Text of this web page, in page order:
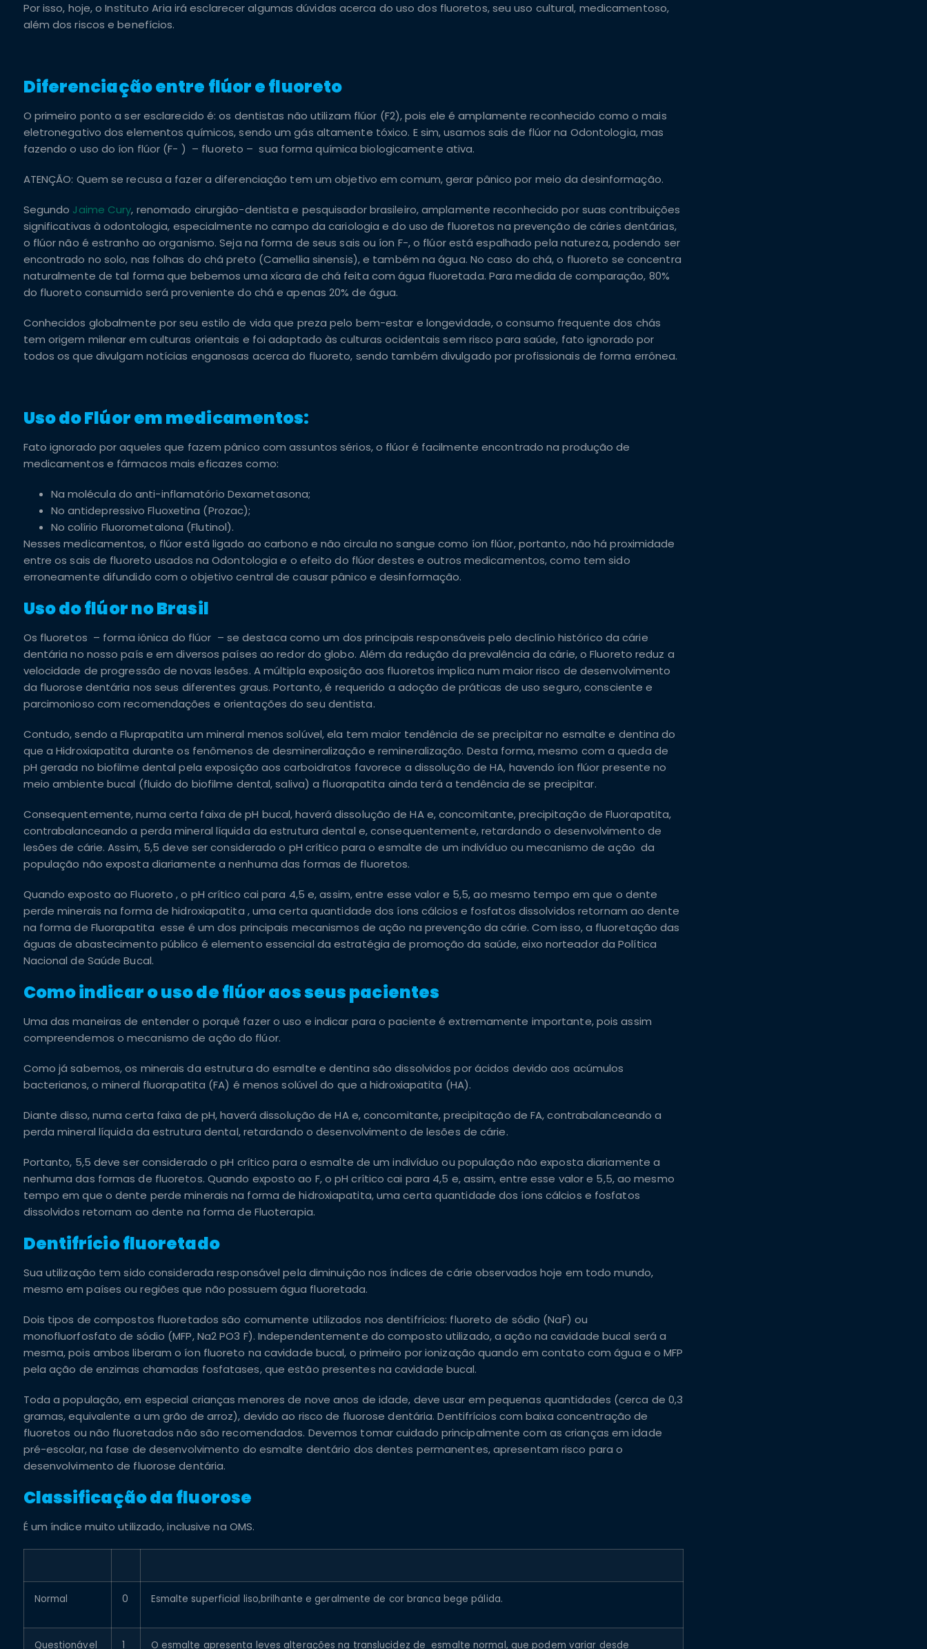
Por isso, hoje, o Instituto Aria irá esclarecer algumas dúvidas acerca do uso dos fluoretos, seu uso cultural, medicamentoso,
além dos riscos e benefícios.
Diferenciação entre flúor e fluoreto
O primeiro ponto a ser esclarecido é: os dentistas não utilizam flúor (F2), pois ele é amplamente reconhecido como o mais
eletronegativo dos elementos químicos, sendo um gás altamente tóxico. E sim, usamos sais de flúor na Odontologia, mas
fazendo o uso do íon flúor (F- ) – fluoreto – sua forma química biologicamente ativa.
ATENÇÃO: Quem se recusa a fazer a diferenciação tem um objetivo em comum, gerar pânico por meio da desinformação.
Segundo Jaime Cury, renomado cirurgião-dentista e pesquisador brasileiro, amplamente reconhecido por suas contribuições
significativas à odontologia, especialmente no campo da cariologia e do uso de fluoretos na prevenção de cáries dentárias,
o flúor não é estranho ao organismo. Seja na forma de seus sais ou íon F-, o flúor está espalhado pela natureza, podendo ser
encontrado no solo, nas folhas do chá preto (Camellia sinensis), e também na água. No caso do chá, o fluoreto se concentra
naturalmente de tal forma que bebemos uma xícara de chá feita com água fluoretada. Para medida de comparação, 80%
do fluoreto consumido será proveniente do chá e apenas 20% de água.
Conhecidos globalmente por seu estilo de vida que preza pelo bem-estar e longevidade, o consumo frequente dos chás
tem origem milenar em culturas orientais e foi adaptado às culturas ocidentais sem risco para saúde, fato ignorado por
todos os que divulgam notícias enganosas acerca do fluoreto, sendo também divulgado por profissionais de forma errônea.
Uso do Flúor em medicamentos:
Fato ignorado por aqueles que fazem pânico com assuntos sérios, o flúor é facilmente encontrado na produção de
medicamentos e fármacos mais eficazes como:
Na molécula do anti-inflamatório Dexametasona;
No antidepressivo Fluoxetina (Prozac);
No colírio Fluorometalona (Flutinol).
Nesses medicamentos, o flúor está ligado ao carbono e não circula no sangue como íon flúor, portanto, não há proximidade
entre os sais de fluoreto usados na Odontologia e o efeito do flúor destes e outros medicamentos, como tem sido
erroneamente difundido com o objetivo central de causar pânico e desinformação.
Uso do flúor no Brasil
Os fluoretos – forma iônica do flúor – se destaca como um dos principais responsáveis pelo declínio histórico da cárie
dentária no nosso país e em diversos países ao redor do globo. Além da redução da prevalência da cárie, o Fluoreto reduz a
velocidade de progressão de novas lesões. A múltipla exposição aos fluoretos implica num maior risco de desenvolvimento
da fluorose dentária nos seus diferentes graus. Portanto, é requerido a adoção de práticas de uso seguro, consciente e
parcimonioso com recomendações e orientações do seu dentista.
Contudo, sendo a Fluprapatita um mineral menos solúvel, ela tem maior tendência de se precipitar no esmalte e dentina do
que a Hidroxiapatita durante os fenômenos de desmineralização e remineralização. Desta forma, mesmo com a queda de
pH gerada no biofilme dental pela exposição aos carboidratos favorece a dissolução de HA, havendo íon flúor presente no
meio ambiente bucal (fluido do biofilme dental, saliva) a fluorapatita ainda terá a tendência de se precipitar.
Consequentemente, numa certa faixa de pH bucal, haverá dissolução de HA e, concomitante, precipitação de Fluorapatita,
contrabalanceando a perda mineral líquida da estrutura dental e, consequentemente, retardando o desenvolvimento de
lesões de cárie. Assim, 5,5 deve ser considerado o pH crítico para o esmalte de um indivíduo ou mecanismo de ação da
população não exposta diariamente a nenhuma das formas de fluoretos.
Quando exposto ao Fluoreto , o pH crítico cai para 4,5 e, assim, entre esse valor e 5,5, ao mesmo tempo em que o dente
perde minerais na forma de hidroxiapatita , uma certa quantidade dos íons cálcios e fosfatos dissolvidos retornam ao dente
na forma de Fluorapatita esse é um dos principais mecanismos de ação na prevenção da cárie. Com isso, a fluoretação das
águas de abastecimento público é elemento essencial da estratégia de promoção da saúde, eixo norteador da Política
Nacional de Saúde Bucal.
Como indicar o uso de flúor aos seus pacientes
Uma das maneiras de entender o porquê fazer o uso e indicar para o paciente é extremamente importante, pois assim
compreendemos o mecanismo de ação do flúor.
Como já sabemos, os minerais da estrutura do esmalte e dentina são dissolvidos por ácidos devido aos acúmulos
bacterianos, o mineral fluorapatita (FA) é menos solúvel do que a hidroxiapatita (HA).
Diante disso, numa certa faixa de pH, haverá dissolução de HA e, concomitante, precipitação de FA, contrabalanceando a
perda mineral líquida da estrutura dental, retardando o desenvolvimento de lesões de cárie.
Portanto, 5,5 deve ser considerado o pH crítico para o esmalte de um indivíduo ou população não exposta diariamente a
nenhuma das formas de fluoretos. Quando exposto ao F, o pH crítico cai para 4,5 e, assim, entre esse valor e 5,5, ao mesmo
tempo em que o dente perde minerais na forma de hidroxiapatita, uma certa quantidade dos íons cálcios e fosfatos
dissolvidos retornam ao dente na forma de Fluoterapia.
Dentifrício fluoretado
Sua utilização tem sido considerada responsável pela diminuição nos índices de cárie observados hoje em todo mundo,
mesmo em países ou regiões que não possuem água fluoretada.
Dois tipos de compostos fluoretados são comumente utilizados nos dentifrícios: fluoreto de sódio (NaF) ou
monofluorfosfato de sódio (MFP, Na2 PO3 F). Independentemente do composto utilizado, a ação na cavidade bucal será a
mesma, pois ambos liberam o íon fluoreto na cavidade bucal, o primeiro por ionização quando em contato com água e o MFP
pela ação de enzimas chamadas fosfatases, que estão presentes na cavidade bucal.
Toda a população, em especial crianças menores de nove anos de idade, deve usar em pequenas quantidades (cerca de 0,3
gramas, equivalente a um grão de arroz), devido ao risco de fluorose dentária. Dentifrícios com baixa concentração de
fluoretos ou não fluoretados não são recomendados. Devemos tomar cuidado principalmente com as crianças em idade
pré-escolar, na fase de desenvolvimento do esmalte dentário dos dentes permanentes, apresentam risco para o
desenvolvimento de fluorose dentária.
Classificação da fluorose
É um índice muito utilizado, inclusive na OMS.
Normal 0 Esmalte superficial liso,brilhante e geralmente de cor branca bege pálida.
Questionável 1 O esmalte apresenta leves alterações na translucidez de esmalte normal, que podem variar desde